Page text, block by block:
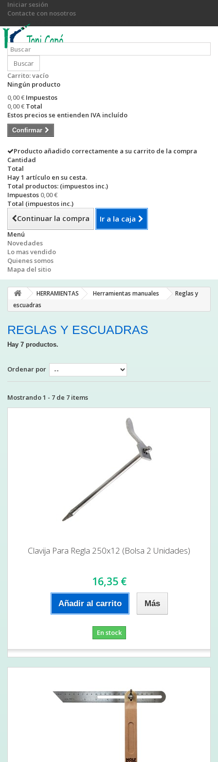
Iniciar sesión
Contacte con nosotros
Llámanos ahora:
Buscar
Carrito:vacío
Ningún producto
0,00 € Impuestos
0,00 € Total
Estos precios se entienden IVA incluído
Confirmar
Producto añadido correctamente a su carrito de la compra
Cantidad
Total
Hay 1 artículo en su cesta.
Total productos: (impuestos inc.)
Impuestos 0,00 €
Total (impuestos inc.)
Continuar la compra Ir a la caja
Menú
Novedades
Lo mas vendido
Quienes somos
Mapa del sitio
HERRAMIENTAS Herramientas manuales
Reglas y
escuadras
REGLAS Y ESCUADRAS
Hay 7 productos.
Ordenar por
Mostrando 1 - 7 de 7 items
Clavija Para Regla 250x12 (Bolsa 2 Unidades)
16,35 €
Añadir al carrito Más
En stock